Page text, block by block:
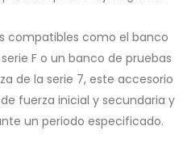
compatibles como el banco
F o un banco de pruebas
de la serie 7, este accesorio
fuerza inicial y secundaria y
un periodo especificado.